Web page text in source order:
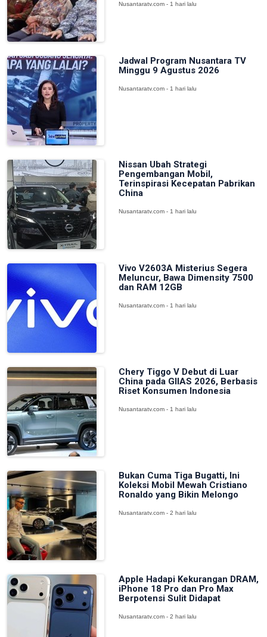
Nusantaratv.com - 1 hari lalu
Jadwal Program Nusantara TV
Minggu 9 Agustus 2026
Nusantaratv.com - 1 hari lalu
Nissan Ubah Strategi
Pengembangan Mobil,
Terinspirasi Kecepatan Pabrikan
China
Nusantaratv.com - 1 hari lalu
Vivo V2603A Misterius Segera
Meluncur, Bawa Dimensity 7500
dan RAM 12GB
Nusantaratv.com - 1 hari lalu
Chery Tiggo V Debut di Luar
China pada GIIAS 2026, Berbasis
Riset Konsumen Indonesia
Nusantaratv.com - 1 hari lalu
Bukan Cuma Tiga Bugatti, Ini
Koleksi Mobil Mewah Cristiano
Ronaldo yang Bikin Melongo
Nusantaratv.com - 2 hari lalu
Apple Hadapi Kekurangan DRAM,
iPhone 18 Pro dan Pro Max
Berpotensi Sulit Didapat
Nusantaratv.com - 2 hari lalu